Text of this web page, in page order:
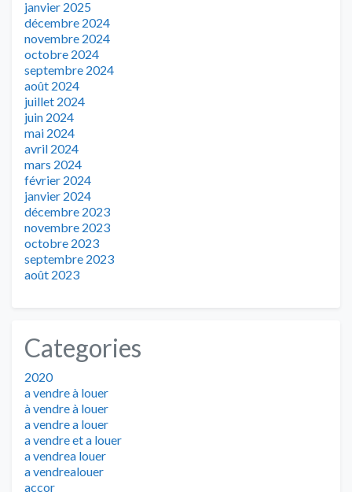
janvier 2025
décembre 2024
novembre 2024
octobre 2024
septembre 2024
août 2024
juillet 2024
juin 2024
mai 2024
avril 2024
mars 2024
février 2024
janvier 2024
décembre 2023
novembre 2023
octobre 2023
septembre 2023
août 2023
Categories
2020
a vendre à louer
à vendre à louer
a vendre a louer
a vendre et a louer
a vendrea louer
a vendrealouer
accor